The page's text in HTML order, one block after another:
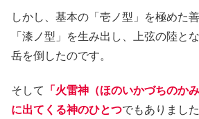
しかし、基本の「壱ノ型」を極めた
「漆ノ型」を生み出し、上弦の陸と
岳を倒したのです。
そして
「火雷神（ほのいかづちのか
に出てくる神のひとつでもありました